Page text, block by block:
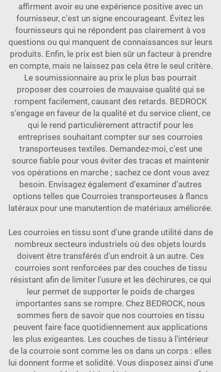
affirment avoir eu une expérience positive avec un
fournisseur, c'est un signe encourageant. Évitez les
fournisseurs qui ne répondent pas clairement à vos
questions ou qui manquent de connaissances sur leurs
produits. Enfin, le prix est bien sûr un facteur à prendre
en compte, mais ne laissez pas cela être le seul critère.
Le soumissionnaire au prix le plus bas pourrait
proposer des courroies de mauvaise qualité qui se
rompent facilement, causant des retards. BEDROCK
s'engage en faveur de la qualité et du service client, ce
qui le rend particulièrement attractif pour les
entreprises souhaitant compter sur ses courroies
transporteuses textiles. Demandez-moi, c'est une
source fiable pour vous éviter des tracas et maintenir
vos opérations en marche ; sachez ce dont vous avez
besoin. Envisagez également d'examiner d'autres
options telles que Courroies transporteuses à flancs
latéraux pour une manutention de matériaux améliorée.
Les courroies en tissu sont d'une grande utilité dans de
nombreux secteurs industriels où des objets lourds
doivent être transférés d'un endroit à un autre. Ces
courroies sont renforcées par des couches de tissu
résistant afin de limiter l'usure et les déchirures, ce qui
leur permet de supporter le poids de charges
importantes sans se rompre. Chez BEDROCK, nous
sommes fiers de savoir que nos courroies en tissu
peuvent faire face quotidiennement aux applications
les plus exigeantes. Les couches de tissu à l'intérieur
de la courroie sont comme les os dans un corps : elles
lui donnent forme et solidité. Vous disposez ainsi d'une